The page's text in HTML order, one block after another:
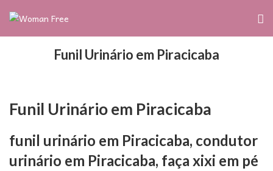
Funil Urinário em Piracicaba
Funil Urinário em Piracicaba
funil urinário em Piracicaba, condutor
urinário em Piracicaba, faça xixi em pé